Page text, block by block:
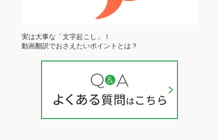
実は大事な「文字起こし」！
動画翻訳でおさえたいポイントとは？